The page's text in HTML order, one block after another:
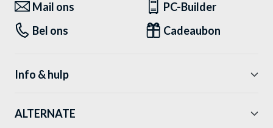
Mail ons
PC-Builder
Bel ons
Cadeaubon
Info & hulp
ALTERNATE